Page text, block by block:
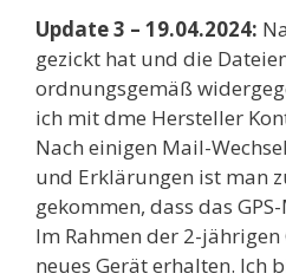
Update 3 – 19.04.2024:
gezickt hat und die
ordnungsgemäß
ich mit dme Hersteller
Nach einigen Mail-
und Erklärungen ist man
gekommen, dass das
Im Rahmen der 2-
neues Gerät erhalten. Ich